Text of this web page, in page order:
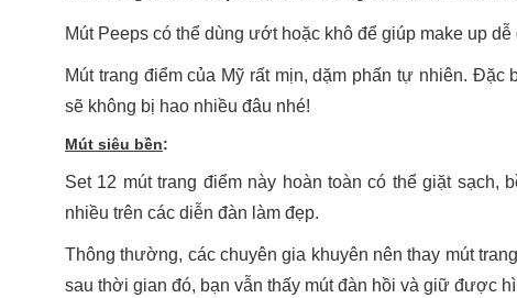
Mút Peeps có thể dùng ướt hoặc khô để giúp make up dễ
Mút trang điểm của Mỹ rất mịn, dặm phấn tự nhiên.
sẽ không bị hao nhiều đâu nhé!
Mút siêu bền:
Set 12 mút trang điểm này hoàn toàn có thể giặt
nhiều trên các diễn đàn làm đẹp.
Thông thường, các chuyên gia khuyên nên thay mút
sau thời gian đó, bạn vẫn thấy mút đàn hồi và giữ được